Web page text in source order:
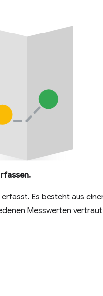
Es besteht aus
Messwerten